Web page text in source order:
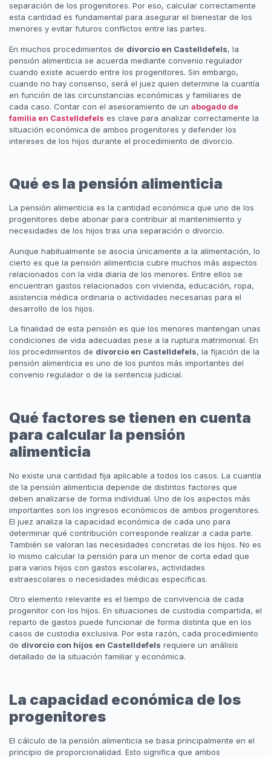
separación de los progenitores. Por eso, calcular correctamente
esta cantidad es fundamental para asegurar el bienestar de los
menores y evitar futuros conflictos entre las partes.
En muchos procedimientos de divorcio en Castelldefels, la
pensión alimenticia se acuerda mediante convenio regulador
cuando existe acuerdo entre los progenitores. Sin embargo,
cuando no hay consenso, será el juez quien determine la cuantía
en función de las circunstancias económicas y familiares de
cada caso. Contar con el asesoramiento de un abogado de
familia en Castelldefels es clave para analizar correctamente la
situación económica de ambos progenitores y defender los
intereses de los hijos durante el procedimiento de divorcio.
Qué es la pensión alimenticia
La pensión alimenticia es la cantidad económica que uno de los
progenitores debe abonar para contribuir al mantenimiento y
necesidades de los hijos tras una separación o divorcio.
Aunque habitualmente se asocia únicamente a la alimentación, lo
cierto es que la pensión alimenticia cubre muchos más aspectos
relacionados con la vida diaria de los menores. Entre ellos se
encuentran gastos relacionados con vivienda, educación, ropa,
asistencia médica ordinaria o actividades necesarias para el
desarrollo de los hijos.
La finalidad de esta pensión es que los menores mantengan unas
condiciones de vida adecuadas pese a la ruptura matrimonial. En
los procedimientos de divorcio en Castelldefels, la fijación de la
pensión alimenticia es uno de los puntos más importantes del
convenio regulador o de la sentencia judicial.
Qué factores se tienen en cuenta
para calcular la pensión
alimenticia
No existe una cantidad fija aplicable a todos los casos. La cuantía
de la pensión alimenticia depende de distintos factores que
deben analizarse de forma individual. Uno de los aspectos más
importantes son los ingresos económicos de ambos progenitores.
El juez analiza la capacidad económica de cada uno para
determinar qué contribución corresponde realizar a cada parte.
También se valoran las necesidades concretas de los hijos. No es
lo mismo calcular la pensión para un menor de corta edad que
para varios hijos con gastos escolares, actividades
extraescolares o necesidades médicas específicas.
Otro elemento relevante es el tiempo de convivencia de cada
progenitor con los hijos. En situaciones de custodia compartida, el
reparto de gastos puede funcionar de forma distinta que en los
casos de custodia exclusiva. Por esta razón, cada procedimiento
de divorcio con hijos en Castelldefels requiere un análisis
detallado de la situación familiar y económica.
La capacidad económica de los
progenitores
El cálculo de la pensión alimenticia se basa principalmente en el
principio de proporcionalidad. Esto significa que ambos